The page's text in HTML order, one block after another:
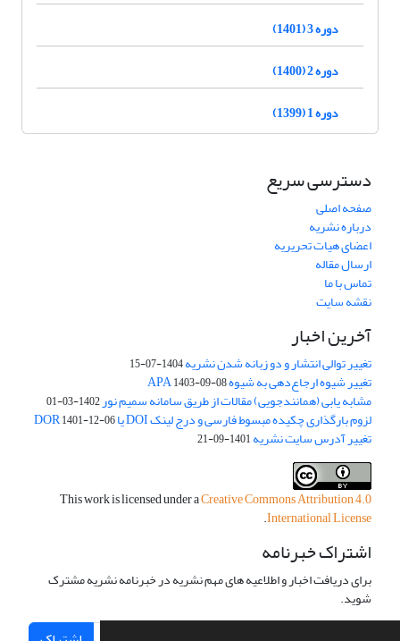
دوره 3 (1401)
دوره 2 (1400)
دوره 1 (1399)
دسترسی سریع
صفحه اصلی
درباره نشریه
اعضای هیات تحریریه
ارسال مقاله
تماس با ما
نقشه سایت
آخرین اخبار
تغییر توالی انتشار و دو زبانه شدن نشریه1404-07-15
تغییر شیوه ارجاع‌دهی به شیوه APA1403-09-08
مشابه یابی (همانندجویی) مقالات از طریق سامانه سمیم نور1402-03-01
لزوم بارگذاری چکیده مبسوط فارسی و درج لینک DOI یا DOR 1401-12-06
تغییر آدرس سایت نشریه1401-09-21
This work is licensed under aCreative Commons Attribution 4.0
International License
.
اشتراک خبرنامه
برای دریافت اخبار و اطلاعیه های مهم نشریه در خبرنامه نشریه مشترک
شوید.